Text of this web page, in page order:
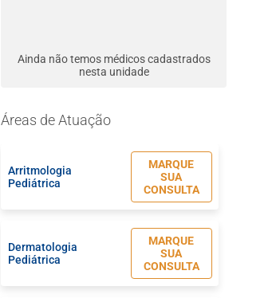
Ainda não temos médicos cadastrados
nesta unidade
Áreas de Atuação
Arritmologia
Pediátrica
MARQUE
SUA
CONSULTA
Dermatologia
Pediátrica
MARQUE
SUA
CONSULTA